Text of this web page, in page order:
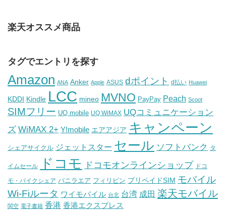
楽天オススメ商品
タグでエントリを探す
Amazon ANA Anker Apple ASUS dポイント d払い Huawei
KDDI Kindle LCC mineo MVNO PayPay Peach Scoot
SIMフリー UQ mobile UQ WiMAX UQコミュニケーション
ズ WiMAX 2+ Y!mobile エアアジア キャンペーン
シェアサイクル ジェットスター セール ソフトバンク タ
イムセール ドコモ ドコモオンラインショップ ドコ
モ・バイクシェア バニラエア フィリピン プリペイドSIM モバイル
Wi-Fiルータ ワイモバイル 台北 台湾 成田 楽天モバイル
関空 電子書籍 香港 香港エクスプレス